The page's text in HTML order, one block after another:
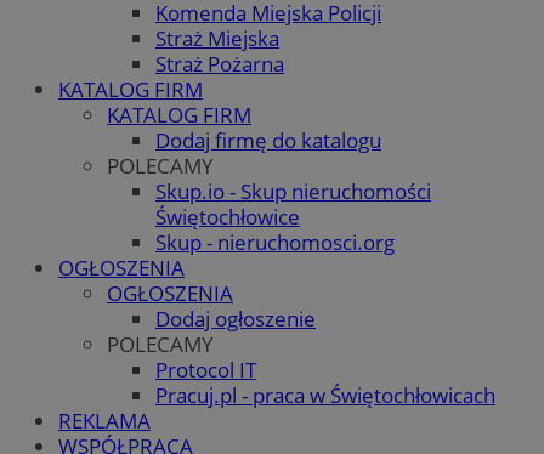
Komenda Miejska Policji
Straż Miejska
Straż Pożarna
KATALOG FIRM
KATALOG FIRM
Dodaj firmę do katalogu
POLECAMY
Skup.io - Skup nieruchomości
Świętochłowice
Skup - nieruchomosci.org
OGŁOSZENIA
OGŁOSZENIA
Dodaj ogłoszenie
POLECAMY
Protocol IT
Pracuj.pl - praca w Świętochłowicach
REKLAMA
WSPÓŁPRACA